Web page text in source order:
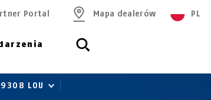
Portal Mapa dealerów PL
LOU